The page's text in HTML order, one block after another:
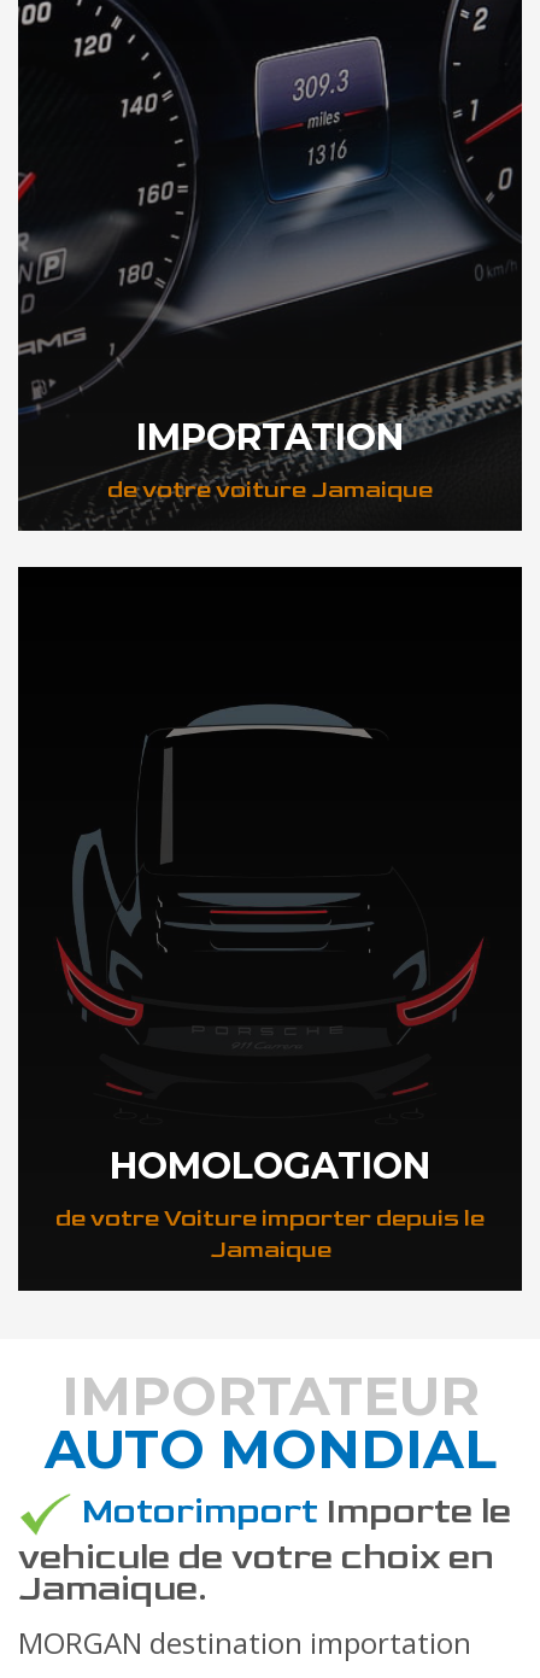
IMPORTATION
de votre voiture Jamaique
DÉCOUVREZ NOTRE IMPORTATION AUTO en Jamaique
HOMOLOGATION
de votre Voiture importer depuis le
Jamaique
DÉCOUVREZ COMMENT
IMPORTATEUR
AUTO MONDIAL
Motorimport Importe le
vehicule de votre choix en
Jamaique.
MORGAN destination importation